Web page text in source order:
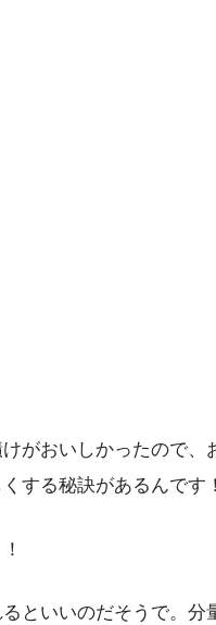
がおいしかったので
する秘訣があるんです
といいのだそうで。